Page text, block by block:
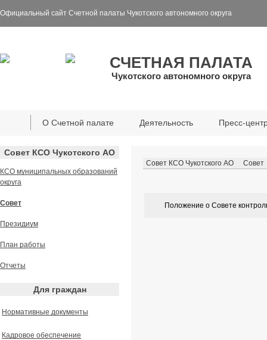
Официальный сайт Счетной палаты Чукотского автономного округа
СЧЕТНАЯ ПАЛАТА
Чукотского автономного округа
О Счетной палате Деятельность Пресс-
Совет КСО Чукотского АО
КСО муниципальных образований
округа
Совет
Президиум
План работы
Отчеты
Для граждан
Нормативные документы
Кадровое обеспечение
Совет КСО Чукотского АО Совет
Положение о Совете